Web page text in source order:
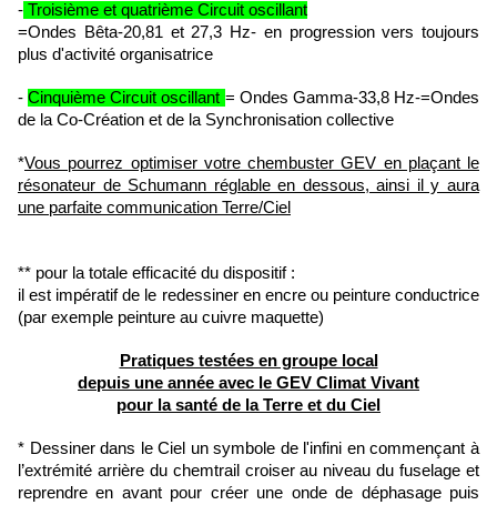
- Troisième et quatrième Circuit oscillant
=Ondes Bêta-20,81 et 27,3 Hz- en progression vers toujours
plus d'activité organisatrice
-Cinquième Circuit oscillant = Ondes Gamma-33,8 Hz-=Ondes
de la Co-Création et de la Synchronisation collective
*Vous pourrez optimiser votre chembuster GEV en plaçant le
résonateur de Schumann réglable en dessous, ainsi il y aura
une parfaite communication Terre/Ciel
** pour la totale efficacité du dispositif :
il est impératif de le redessiner en encre ou peinture conductrice
(par exemple peinture au cuivre maquette)
Pratiques testées en groupe local
depuis une année avec le GEV Climat Vivant
pour la santé de la Terre et du Ciel
* Dessiner dans le Ciel un symbole de l'infini en commençant à
l’extrémité arrière du chemtrail croiser au niveau du fuselage et
reprendre en avant pour créer une onde de déphasage puis